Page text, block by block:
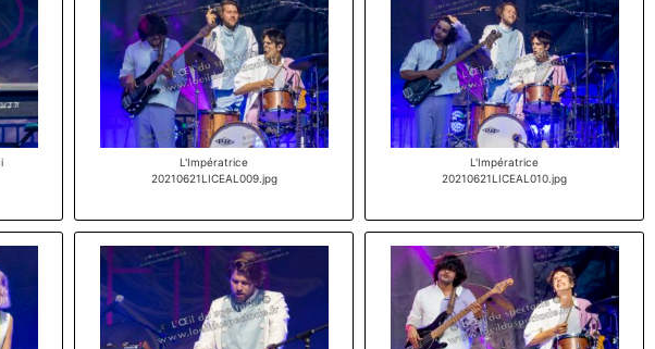
L'Impératrice
20210621LICEAL009.jpg
L'Impératrice
20210621LICEAL010.jpg